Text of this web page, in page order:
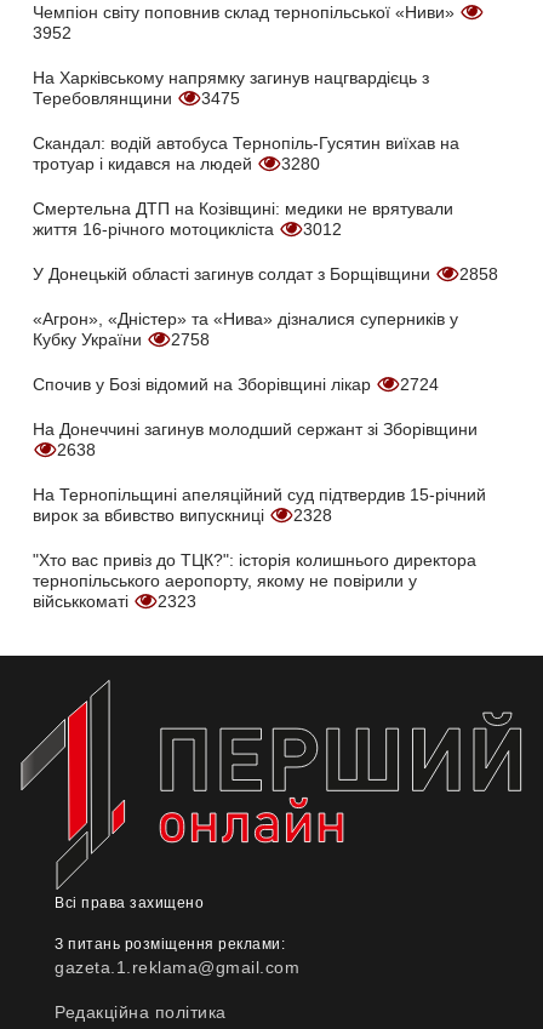
Чемпіон світу поповнив склад тернопільської «Ниви»
3952
На Харківському напрямку загинув нацгвардієць з
Теребовлянщини
3475
Скандал: водій автобуса Тернопіль-Гусятин виїхав на
тротуар і кидався на людей
3280
Смертельна ДТП на Козівщині: медики не врятували
життя 16-річного мотоцикліста
3012
У Донецькій області загинув солдат з Борщівщини 2858
«Агрон», «Дністер» та «Нива» дізналися суперників у
Кубку України
2758
Спочив у Бозі відомий на Зборівщині лікар 2724
На Донеччині загинув молодший сержант зі Зборівщини
2638
На Тернопільщині апеляційний суд підтвердив 15-річний
вирок за вбивство випускниці
2328
"Хто вас привіз до ТЦК?": історія колишнього директора
тернопільського аеропорту, якому не повірили у
військкоматі
2323
Всі права захищено
З питань розміщення реклами:
gazeta.1.reklama@gmail.com
Редакційна політика